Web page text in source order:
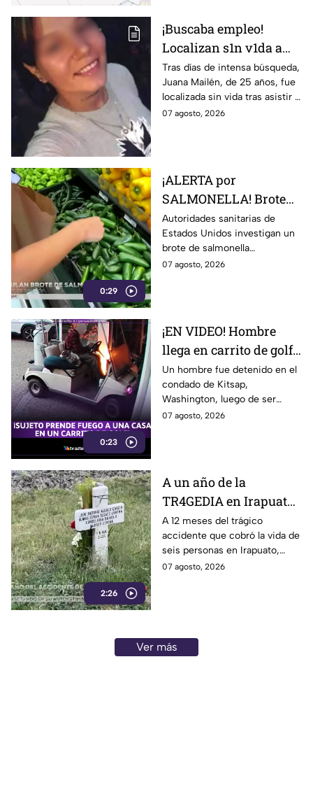
¡Buscaba empleo!
Localizan s1n v1da a
joven de 25 años que
acudió a entrevista de
trabajo falsa
Tras días de intensa búsqueda,
Juana Mailén, de 25 años, fue
localizada sin vida tras asistir a
una supuesta oferta laboral en
07 agosto, 2026
0:29
¡ALERTA por
SALMONELLA! Brote
ligado a CHILES
jalapeños ya afecta a 27
estados
Autoridades sanitarias de
Estados Unidos investigan un
brote de salmonella
relacionado con chiles
07 agosto, 2026
0:23
¡EN VIDEO! Hombre
llega en carrito de golf
con un perro y termina
DESATANDO inc3ndio
en una casa
Un hombre fue detenido en el
condado de Kitsap,
Washington, luego de ser
señalado como presunto
07 agosto, 2026
2:26
A un año de la
TR4GEDIA en Irapuato:
así luce hoy el lugar
donde MURI3RON seis
personas arroll4das
por el tren
A 12 meses del trágico
accidente que cobró la vida de
seis personas en Irapuato,
flores, veladoras y murales
07 agosto, 2026
Ver más